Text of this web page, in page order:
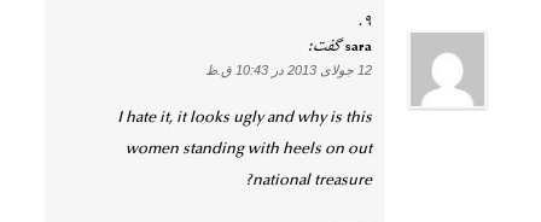
saraگفت:
12 جولای 2013 در 10:43 ق.ظ
I hate it, it looks ugly and why is this
women standing with heels on out
national treasure?